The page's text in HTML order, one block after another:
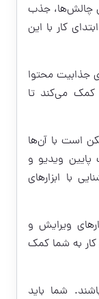
چالش‌ها، جذب
کار با این
جذابیت محتوا
کمک می‌کند تا
است با آن‌ها
ویدیو و
با ابزارهای
ویرایش و
کار به شما کمک
شما باید